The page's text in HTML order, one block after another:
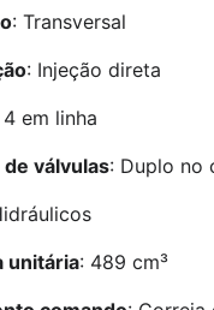
: Transversal
: Injeção direta
em linha
válvulas: Duplo no
unitária: 489 cm³